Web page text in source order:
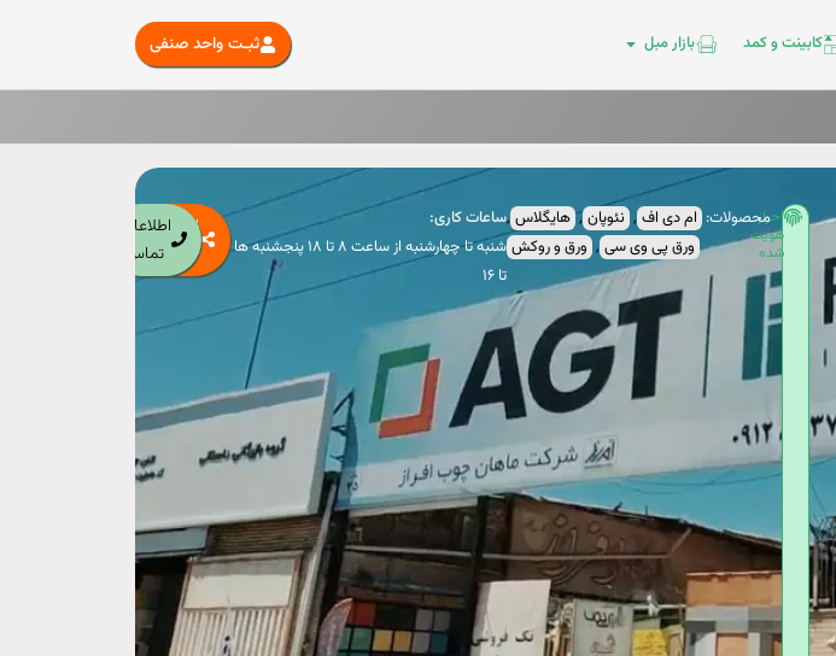
کابینت و کمد بازار مبل ثبـت واحد صنفی
احراز
هویت
شده
محصولات: ام دی اف , نئوپان , هایگلاس ,
ورق پی وی سی , ورق و روکش
ساعات کاری:‌
شنبه تا چهارشنبه از ساعت ۸ تا ۱۸ پنجشنبه ها
تا ۱۶
اشتراک
گذاری
اطلاعات
تماس